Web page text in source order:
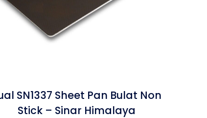
SN1337 Sheet Pan Bulat Non
Stick – Sinar Himalaya